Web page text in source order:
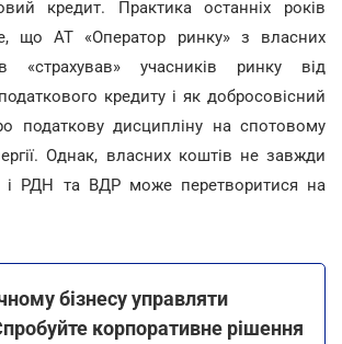
кредит. Практика останніх років
що АТ «Оператор ринку» з власних
«страхував» учасників ринку від
кредиту і як добросовісний
податкову дисципліну на спотовому
Однак, власних коштів не завжди
і РДН та ВДР може перетворитися на
бізнесу управляти
корпоративне рішення